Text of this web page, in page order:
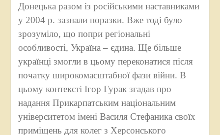
Донецька разом із російськими наставниками
у 2004 р. зазнали поразки. Вже тоді було
зрозуміло, що попри регіональні
особливості, Україна – єдина. Ще більше
українці змогли в цьому переконатися після
початку широкомасштабної фази війни. В
цьому контексті Ігор Гурак згадав про
надання Прикарпатським національним
університетом імені Василя Стефаника своїх
приміщень для колег з Херсонського